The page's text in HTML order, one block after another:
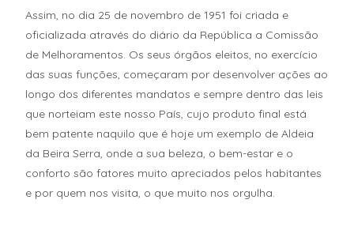
Assim, no dia 25 de novembro de 1951 foi criada e
oficializada através do diário da República a Comissão
de Melhoramentos. Os seus órgãos eleitos, no exercício
das suas funções, começaram por desenvolver ações ao
longo dos diferentes mandatos e sempre dentro das leis
que norteiam este nosso País, cujo produto final está
bem patente naquilo que é hoje um exemplo de Aldeia
da Beira Serra, onde a sua beleza, o bem-estar e o
conforto são fatores muito apreciados pelos habitantes
e por quem nos visita, o que muito nos orgulha.